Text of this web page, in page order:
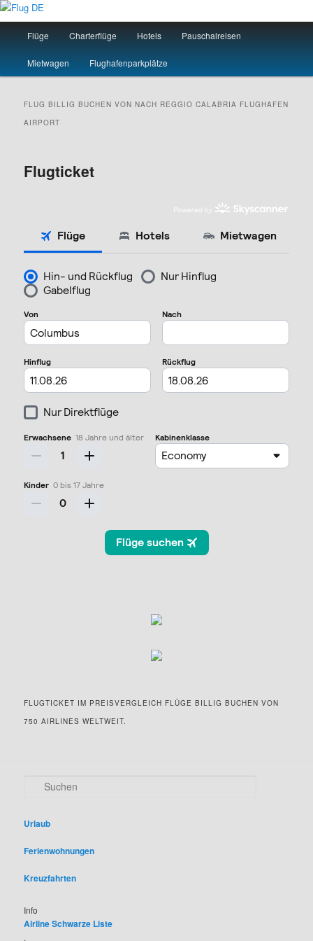
Zum
primären
Zum
sekundären
Flug DE
Flüge Charterflüge Hotels Pauschalreisen
Mietwagen Flughafenparkplätze
FLUG BILLIG BUCHEN VON NACH REGGIO CALABRIA FLUGHAFEN
AIRPORT
Flugticket
FLUGTICKET IM PREISVERGLEICH FLÜGE BILLIG BUCHEN VON
750 AIRLINES WELTWEIT.
h
n
Urlaub
Ferienwohnungen
Kreuzfahrten
Info
Airline Schwarze Liste
.